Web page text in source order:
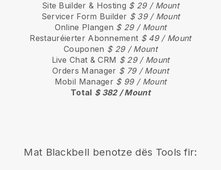
Site Builder & Hosting $ 29 / Mount
Servicer Form Builder $ 39 / Mount
Online Plangen $ 29 / Mount
Restauréierter Abonnement $ 49 / Mount
Couponen $ 29 / Mount
Live Chat & CRM $ 29 / Mount
Orders Manager $ 79 / Mount
Mobil Manager $ 99 / Mount
Total $ 382 / Mount
Mat Blackbell benotze dës Tools fir: